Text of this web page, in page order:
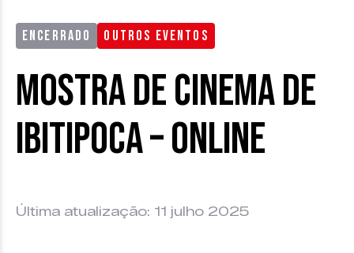
ENCERRADO OUTROS EVENTOS
Mostra de Cinema de
Ibitipoca – Online
Última atualização: 11 julho 2025